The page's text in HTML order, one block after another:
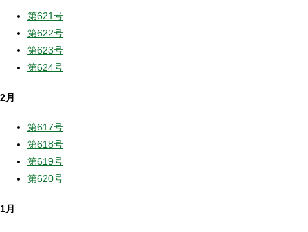
第621号
第622号
第623号
第624号
2月
第617号
第618号
第619号
第620号
1月